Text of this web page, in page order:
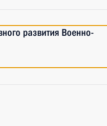
развития Военно-